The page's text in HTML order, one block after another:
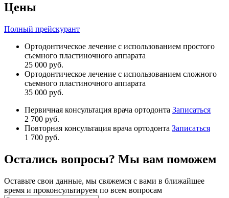
Цены
Полный прейскурант
Ортодонтическое лечение с использованием простого
съемного пластиночного аппарата
25 000 руб.
Ортодонтическое лечение с использованием сложного
съемного пластиночного аппарата
35 000 руб.
Первичная консультация врача ортодонта Записаться
2 700 руб.
Повторная консультация врача ортодонта Записаться
1 700 руб.
Остались вопросы? Мы вам поможем
Оставьте свои данные, мы свяжемся с вами в ближайшее
время и проконсультируем по всем вопросам